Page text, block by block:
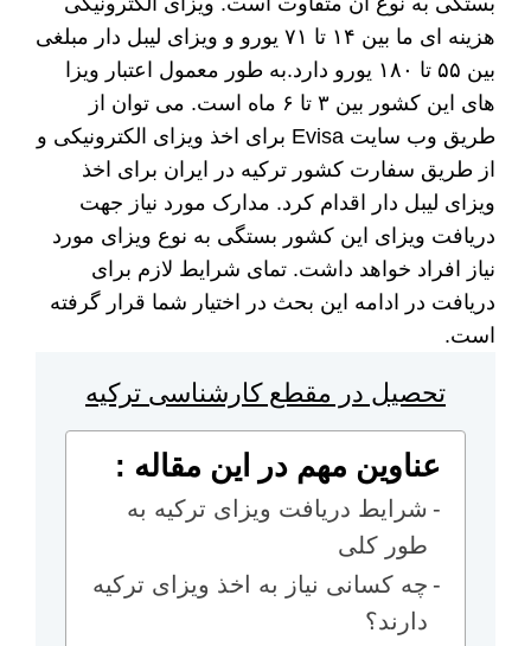
هزینه ای ما بین ۱۴ تا ۷۱ یورو و ویزای لیبل دار مبلغی
بین ۵۵ تا ۱۸۰ یورو دارد.به طور معمول اعتبار ویزا
های این کشور بین ۳ تا ۶ ماه است. می توان از
طریق وب سایت Evisa برای اخذ ویزای الکترونیکی و
از طریق سفارت کشور ترکیه در ایران برای اخذ
ویزای لیبل دار اقدام کرد. مدارک مورد نیاز جهت
دریافت ویزای این کشور بستگی به نوع ویزای مورد
نیاز افراد خواهد داشت. تمای شرایط لازم برای
دریافت در ادامه این بحث در اختیار شما قرار گرفته
است.
تحصیل در مقطع کارشناسی ترکیه
عناوین مهم در این مقاله :
شرایط دریافت ویزای ترکیه به
طور کلی
چه کسانی نیاز به اخذ ویزای ترکیه
دارند؟